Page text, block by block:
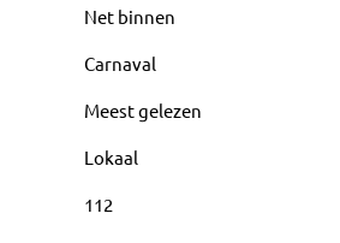
Net binnen
Carnaval
Meest gelezen
Lokaal
112